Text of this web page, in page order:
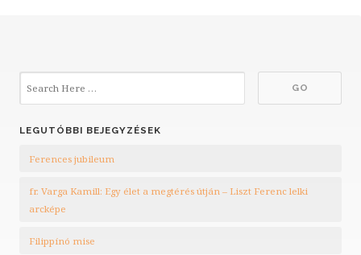
LEGUTÓBBI BEJEGYZÉSEK
Ferences jubileum
fr. Varga Kamill: Egy élet a megtérés útján – Liszt Ferenc lelki
arcképe
Filippínó mise